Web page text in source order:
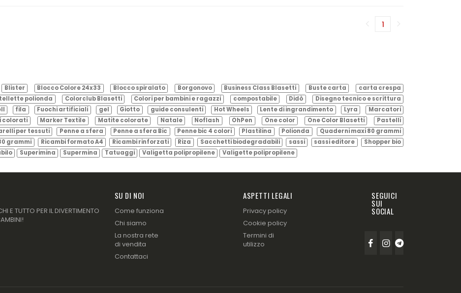
1(corrente)
Blister Blocco Colore 24x33 Blocco spiralato Borgonovo Business Class Blasetti Buste carta
carta crespa
polionda Colorclub Blasetti Colori per bambini e ragazzi compostabile Didò
Disegno tecnico e scrittura
fila Fuochi artificiali gel Giotto guide consulenti Hot Wheels Lente di ingrandimento Lyra
Marcatori
colorati Marker Textile Matite colorate Natale Noflash OhPen One color One Color Blasetti
Pastelli
per tessuti Penne a sfera Penne a sfera Bic Penne bic 4 colori Plastilina Polionda
Quaderni maxi 80 grammi
grammi Ricambi formato A4 Ricambi rinforzati Riza Sacchetti biodegradabili sassi sassi editore
Shopper bio
Superimina Supermina Tatuaggi Valigetta polipropilene Valigette polipropilene
E TUTTO PER IL DIVERTIMENTO
SU DI NOI
Come funziona
Chi siamo
La nostra rete
di vendita
Contattaci
ASPETTI LEGALI
Privacy policy
Cookie policy
Termini di
utilizzo
SEGUICI
SUI
SOCIAL